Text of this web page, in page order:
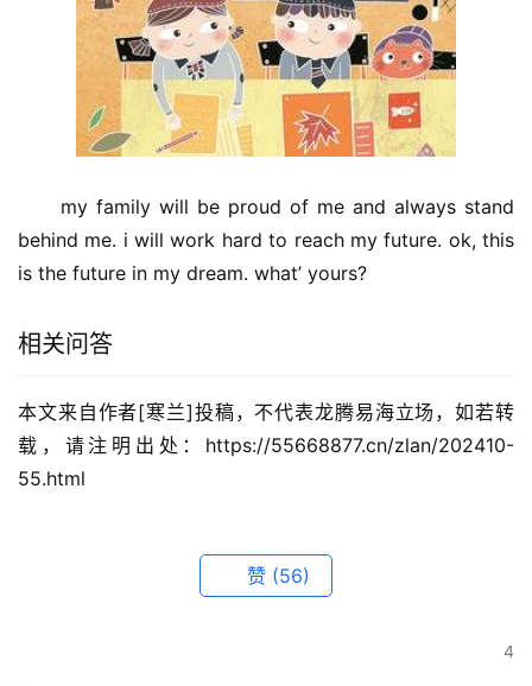
my family will be proud of me and always stand
behind me. i will work hard to reach my future. ok, this
is the future in my dream. what’ yours?
相关问答
本文来自作者[寒兰]投稿，不代表龙腾易海立场，如若转
载，请注明出处：https://55668877.cn/zlan/202410-
55.html
赞 (56)
4